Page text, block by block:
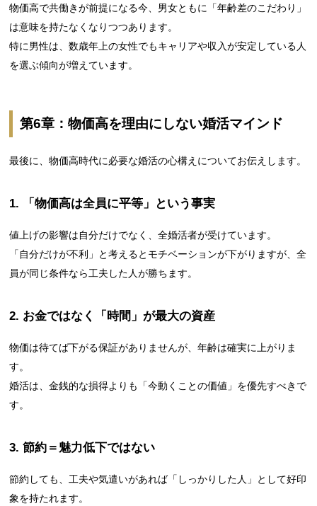
物価高で共働きが前提になる今、男女ともに「年齢差のこだわり」
は意味を持たなくなりつつあります。
特に男性は、数歳年上の女性でもキャリアや収入が安定している人
を選ぶ傾向が増えています。
第6章：物価高を理由にしない婚活マインド
最後に、物価高時代に必要な婚活の心構えについてお伝えします。
1. 「物価高は全員に平等」という事実
値上げの影響は自分だけでなく、全婚活者が受けています。
「自分だけが不利」と考えるとモチベーションが下がりますが、全
員が同じ条件なら工夫した人が勝ちます。
2. お金ではなく「時間」が最大の資産
物価は待てば下がる保証がありませんが、年齢は確実に上がりま
す。
婚活は、金銭的な損得よりも「今動くことの価値」を優先すべきで
す。
3. 節約＝魅力低下ではない
節約しても、工夫や気遣いがあれば「しっかりした人」として好印
象を持たれます。